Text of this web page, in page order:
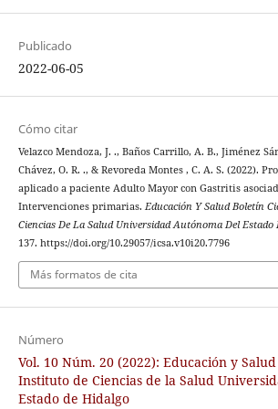
Publicado
2022-06-05
Cómo citar
Velazco Mendoza, J. ., Baños Carrillo, A. B., Jiménez
Chávez, O. R. ., & Revoreda Montes , C. A. S. (2022).
aplicado a paciente Adulto Mayor con Gastritis
Intervenciones primarias. Educación Y Salud Boletín
Ciencias De La Salud Universidad Autónoma Del Estado
137. https://doi.org/10.29057/icsa.v10i20.7796
Más formatos de cita
Número
Vol. 10 Núm. 20 (2022): Educación y
Instituto de Ciencias de la Salud
Estado de Hidalgo